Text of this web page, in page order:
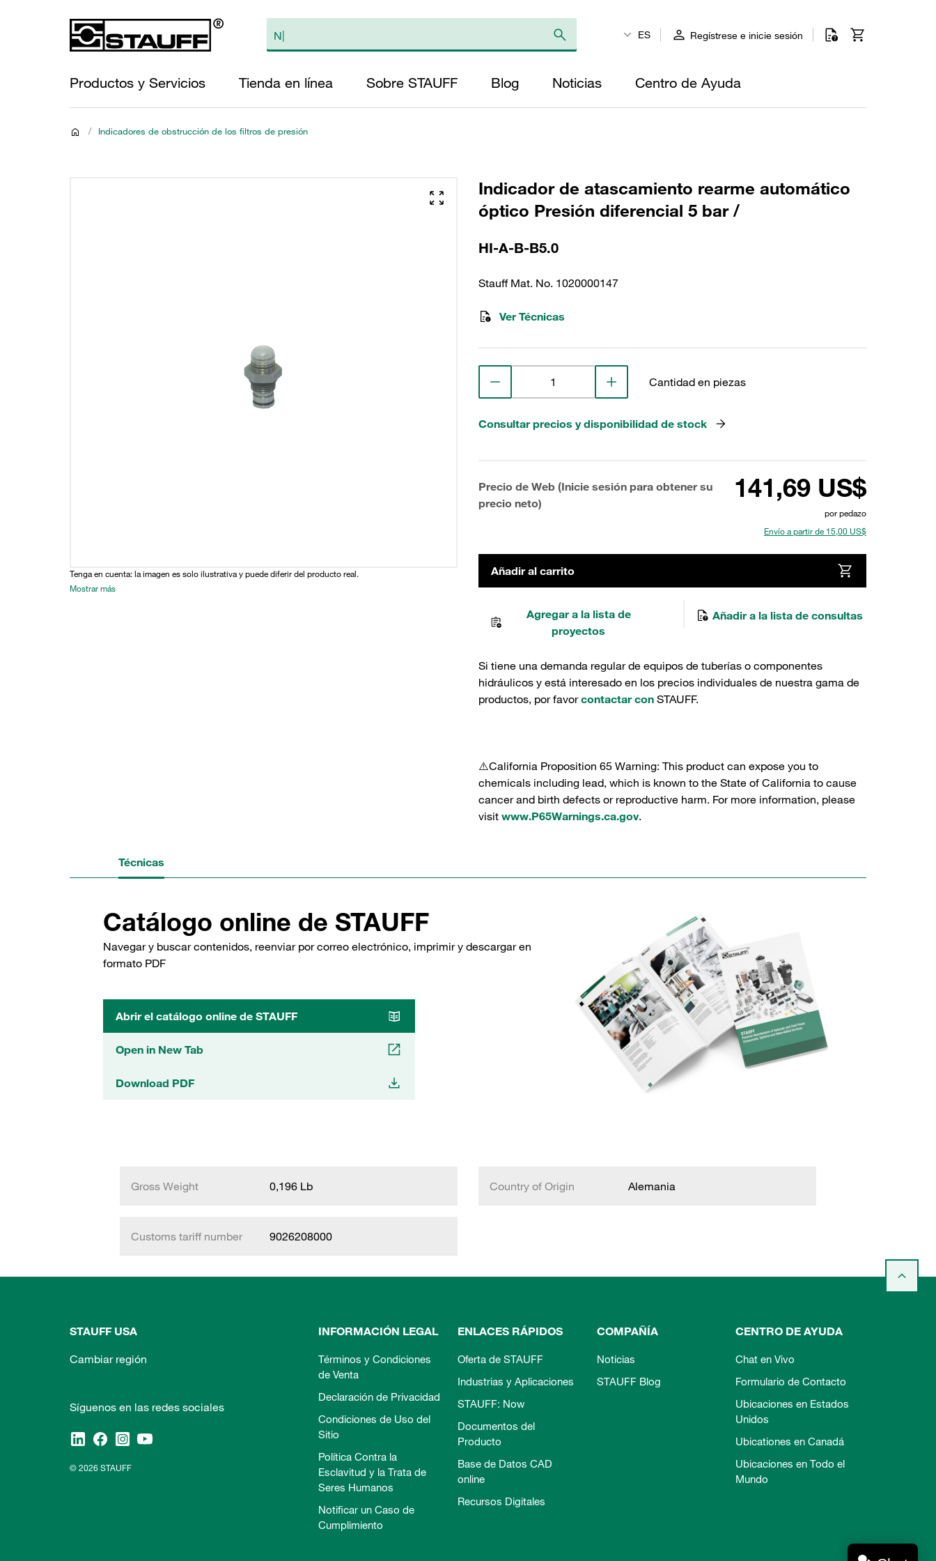
ES Regístrese e inicie sesión
Productos y Servicios Tienda en línea Sobre STAUFF Blog Noticias Centro de Ayuda
/ Indicadores de obstrucción de los filtros de presión
Tenga en cuenta: la imagen es solo ilustrativa y puede diferir del producto real.
Mostrar más
Indicador de atascamiento rearme automático
óptico Presión diferencial 5 bar /
HI-A-B-B5.0
Stauff Mat. No. 1020000147
Ver Técnicas
Cantidad en piezas
Consultar precios y disponibilidad de stock
Precio de Web (Inicie sesión para obtener su
precio neto)
141,69 US$
por pedazo
Envío a partir de 15,00 US$
Añadir al carrito
Agregar a la lista de
proyectos
Añadir a la lista de consultas
Si tiene una demanda regular de equipos de tuberías o componentes
hidráulicos y está interesado en los precios individuales de nuestra gama de
productos, por favorcontactar con STAUFF.
⚠️California Proposition 65 Warning: This product can expose you to
chemicals including lead, which is known to the State of California to cause
cancer and birth defects or reproductive harm. For more information, please
visit www.P65Warnings.ca.gov.
Técnicas
Catálogo online de STAUFF
Navegar y buscar contenidos, reenviar por correo electrónico, imprimir y descargar en
formato PDF
Abrir el catálogo online de STAUFF
Open in New Tab
Download PDF
Gross Weight 0,196 Lb Country of Origin Alemania
Customs tariff number 9026208000
STAUFF USA
Cambiar región
Síguenos en las redes sociales
© 2026 STAUFF
INFORMACIÓN LEGAL
Términos y Condiciones
de Venta
Declaración de Privacidad
Condiciones de Uso del
Sitio
Política Contra la
Esclavitud y la Trata de
Seres Humanos
Notificar un Caso de
Cumplimiento
ENLACES RÁPIDOS
Oferta de STAUFF
Industrias y Aplicaciones
STAUFF: Now
Documentos del
Producto
Base de Datos CAD
online
Recursos Digitales
COMPAÑÍA
Noticias
STAUFF Blog
CENTRO DE AYUDA
Chat en Vivo
Formulario de Contacto
Ubicaciones en Estados
Unidos
Ubicationes en Canadá
Ubicaciones en Todo el
Mundo